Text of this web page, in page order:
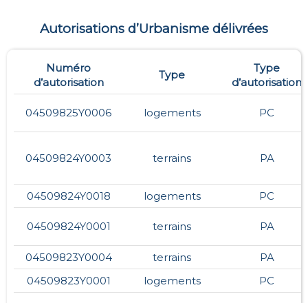
Autorisations d’Urbanisme délivrées
Numéro
d’autorisation
Type
Type
d’autorisation
04509825Y0006 logements PC
04509824Y0003 terrains PA
04509824Y0018 logements PC
04509824Y0001 terrains PA
04509823Y0004 terrains
PA
04509823Y0001
logements PC